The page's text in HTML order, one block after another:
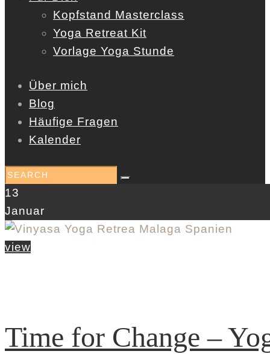
Kopfstand Masterclass
Yoga Retreat Kit
Vorlage Yoga Stunde
Über mich
Blog
Häufige Fragen
Kalender
13
Januar
view
Time for Change –